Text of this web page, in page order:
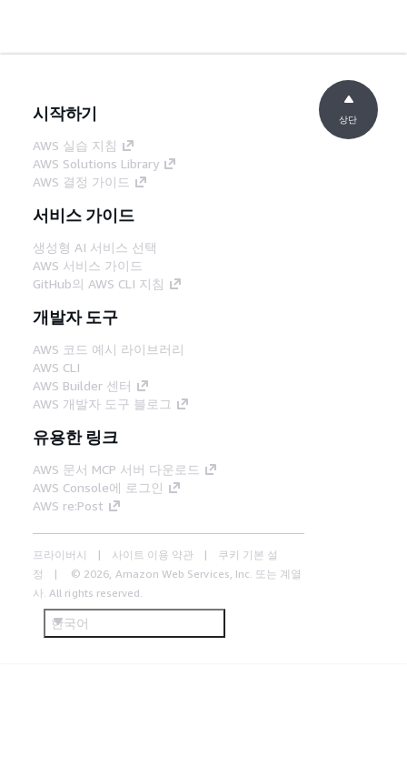
시작하기
AWS 실습 지침
AWS Solutions Library
AWS 결정 가이드
서비스 가이드
생성형 AI 서비스 선택
AWS 서비스 가이드
GitHub의 AWS CLI 지침
개발자 도구
AWS 코드 예시 라이브러리
AWS CLI
AWS Builder 센터
AWS 개발자 도구 블로그
유용한 링크
AWS 문서 MCP 서버 다운로드
AWS Console에 로그인
AWS re:Post
프라이버시 사이트 이용 약관
쿠키 기본 설
정
© 2026, Amazon Web Services, Inc. 또는 계열
사. All rights reserved.
한국어
상단